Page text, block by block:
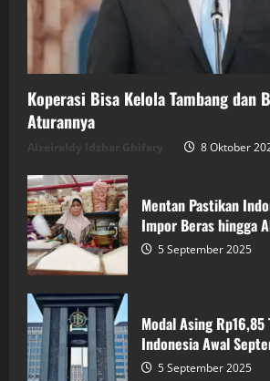
Koperasi Bisa Kelola Tambang dan
Aturannya
8 Oktober
Mentan Pastikan
Impor Beras hingga
5 September 2025
Modal Asing
Indonesia Awal
5 September 2025